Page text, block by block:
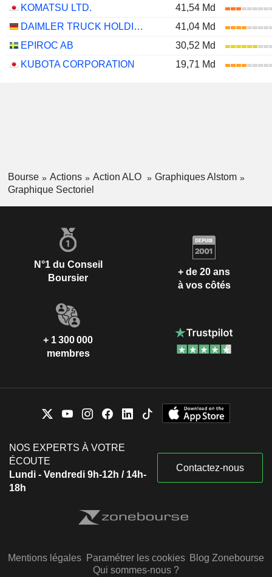
KOMATSU LTD.
41,54 Md
DAIMLER TRUCK HOLDING AG
41,04 Md
EPIROC AB
30,52 Md
KUBOTA CORPORATION
19,71 Md
Bourse Actions Action ALO
Graphiques Alstom
Graphique Sectoriel
N°1 du Conseil
Boursier
+ de 20 ans
à vos côtés
+ 1 300 000
membres
NOS EXPERTS À VOTRE
ÉCOUTE
Lundi - Vendredi 9h-12h / 14h-
18h
Contactez-nous
Mentions légales Paramétrer les cookies Blog Zonebourse
Qui sommes-nous ?